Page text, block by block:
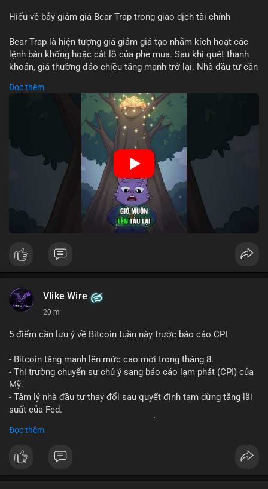
Hiểu về bẫy giảm giá Bear Trap trong giao dịch tài chính
Bear Trap là hiện tượng giá giảm giả tạo nhằm kích hoạt các
lệnh bán khống hoặc cắt lỗ của phe mua. Sau khi quét thanh
khoản, giá thường đảo chiều tăng mạnh trở lại. Nhà đầu tư cần
hóa điểm vào lệnh.
🎥 Xem video trực tiếp tại:
Nguồn: Cú Thông Thái
Đọc thêm
Vlike Wire
20 m
5 điểm cần lưu ý về Bitcoin tuần này trước báo cáo CPI
- Bitcoin tăng mạnh lên mức cao mới trong tháng 8.
- Thị trường chuyển sự chú ý sang báo cáo lạm phát (CPI) của
Mỹ.
- Tâm lý nhà đầu tư thay đổi sau quyết định tạm dừng tăng lãi
suất của Fed.
theo.
#bitcoin #btc #cryptonews
Đọc thêm